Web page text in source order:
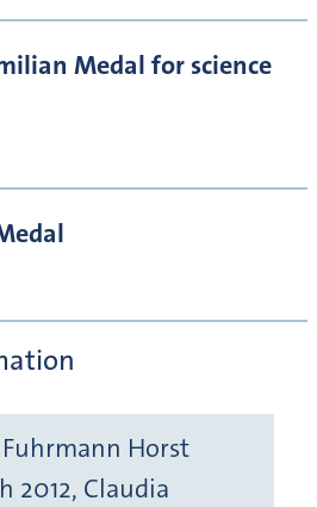
Medal for science
Horst
2012, Claudia